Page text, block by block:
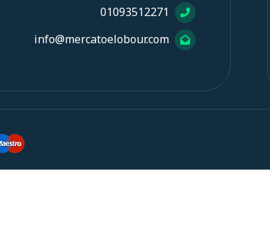
01093512271
info@mercatoelobour.com